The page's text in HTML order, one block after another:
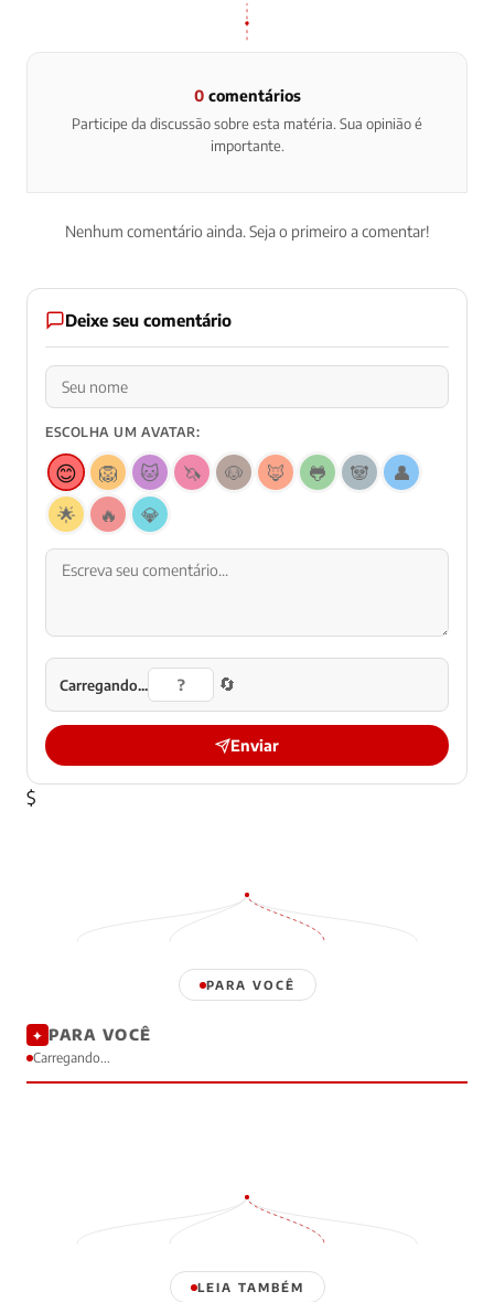
0comentários
Participe da discussão sobre esta matéria. Sua opinião é
importante.
Nenhum comentário ainda. Seja o primeiro a comentar!
Deixe seu comentário
ESCOLHA UM AVATAR:
😊 🦁 🐱 🦄 🐶 🦊 🐸 🐼
👤
🌟
🔥 💎
Carregando... 🔄
Enviar
$
PARA VOCÊ
✦ PARA VOCÊ
Carregando...
LEIA TAMBÉM